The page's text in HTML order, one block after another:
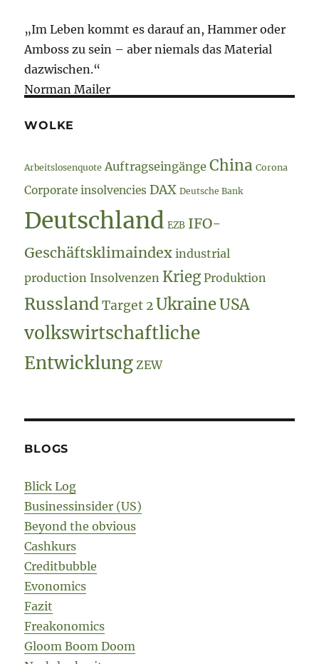
„Im Leben kommt es darauf an, Hammer oder
Amboss zu sein – aber niemals das Material
dazwischen.“
Norman Mailer
WOLKE
Arbeitslosenquote Auftragseingänge China Corona
Corporate insolvencies DAX Deutsche Bank
Deutschland EZB IFO-
Geschäftsklimaindex industrial
production Insolvenzen Krieg Produktion
Russland Target 2 Ukraine USA
volkswirtschaftliche
Entwicklung ZEW
BLOGS
Blick Log
Businessinsider (US)
Beyond the obvious
Cashkurs
Creditbubble
Evonomics
Fazit
Freakonomics
Gloom Boom Doom